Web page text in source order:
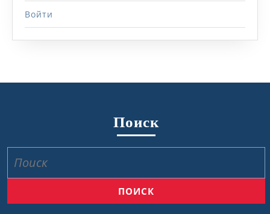
Войти
Поиск